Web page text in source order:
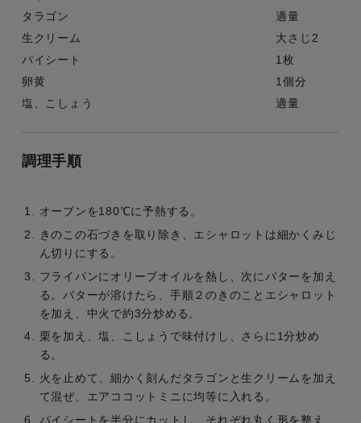
タラゴン
適量
生クリーム
大さじ2
パイシート
1枚
卵黄
1個分
塩、こしょう
適量
調理手順
オーブンを180℃に予熱する。
きのこの石づきを取り除き、エシャロットは細かくみじ
ん切りにする。
フライパンにオリーブオイルを熱し、次にバターを加え
る。バターが溶けたら、手順２のきのことエシャロット
を加え、中火で約3分炒める。
栗を加え、塩、こしょうで味付けし、さらに1分炒め
る。
火を止めて、細かく刻んだタラゴンと生クリームを加え
て混ぜ、エアココットミニに均等に入れる。
パイシートを半分にカットし、それぞれ丸く形を整え